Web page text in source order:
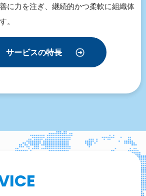
に力を注ぎ、継続的かつ柔軟に組織体
。
サービスの特長